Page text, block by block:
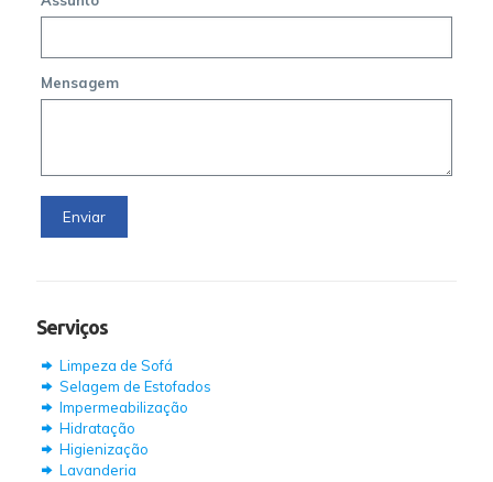
Mensagem
Serviços
Limpeza de Sofá
Selagem de Estofados
Impermeabilização
Hidratação
Higienização
Lavanderia